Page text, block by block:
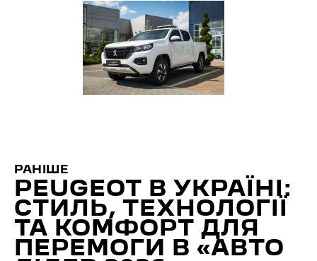
РАНІШЕ
PEUGEOT В УКРАЇНІ:
СТИЛЬ, ТЕХНОЛОГІЇ
ТА КОМФОРТ ДЛЯ
ПЕРЕМОГИ В «АВТО